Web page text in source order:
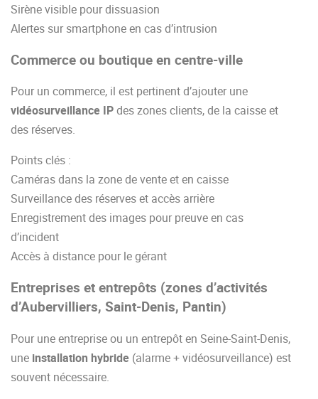
Sirène visible pour dissuasion
Alertes sur smartphone en cas d’intrusion
Commerce ou boutique en centre-ville
Pour un commerce, il est pertinent d’ajouter une
vidéosurveillance IPdes zones clients, de la caisse et
des réserves.
Points clés :
Caméras dans la zone de vente et en caisse
Surveillance des réserves et accès arrière
Enregistrement des images pour preuve en cas
d’incident
Accès à distance pour le gérant
Entreprises et entrepôts (zones d’activités
d’Aubervilliers, Saint-Denis, Pantin)
Pour une entreprise ou un entrepôt en Seine-Saint-Denis,
une installation hybride (alarme + vidéosurveillance) est
souvent nécessaire.